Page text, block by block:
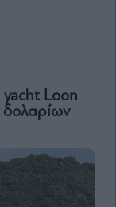
yacht Loon
δολαρίων